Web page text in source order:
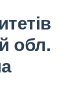
обл.